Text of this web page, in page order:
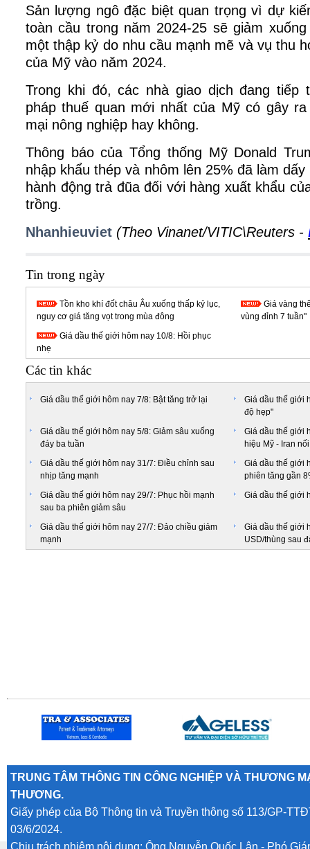
Sản lượng ngô đặc biệt quan trọng vì dự
toàn cầu trong năm 2024-25 sẽ giảm
một thập kỷ do nhu cầu mạnh mẽ và vụ thu
của Mỹ vào năm 2024.
Trong khi đó, các nhà giao dịch đang tiếp
pháp thuế quan mới nhất của Mỹ có gây
mại nông nghiệp hay không.
Thông báo của Tổng thống Mỹ Donald
nhập khẩu thép và nhôm lên 25% đã làm
hành động trả đũa đối với hàng xuất khẩu
trồng.
Nhanhieuviet (Theo Vinanet/VITIC\Reuters -
Tin trong ngày
Tồn kho khí đốt châu Âu xuống thấp kỷ lục,
nguy cơ giá tăng vọt trong mùa đông
Giá vàng
vùng đỉnh 7 tuần"
Giá dầu thế giới hôm nay 10/8: Hồi phục
nhẹ
Các tin khác
Giá dầu thế giới hôm nay 7/8: Bật tăng trở lại
Giá dầu thế giới
độ hẹp"
Giá dầu thế giới hôm nay 5/8: Giảm sâu xuống
đáy ba tuần
Giá dầu thế giới
hiệu Mỹ - Iran
Giá dầu thế giới hôm nay 31/7: Điều chỉnh sau
nhịp tăng mạnh
Giá dầu thế giới
phiên tăng gần
Giá dầu thế giới hôm nay 29/7: Phục hồi mạnh
sau ba phiên giảm sâu
Giá dầu thế giới
Giá dầu thế giới hôm nay 27/7: Đảo chiều giảm
mạnh
Giá dầu thế giới
USD/thùng sau
TRUNG TÂM THÔNG TIN CÔNG NGHIỆP VÀ THƯƠNG
THƯƠNG.
Giấy phép của Bộ Thông tin và Truyền thông số 113/GP-
03/6/2024.
Chịu trách nhiệm nội dung: Ông Nguyễn Quốc Lân - Phó